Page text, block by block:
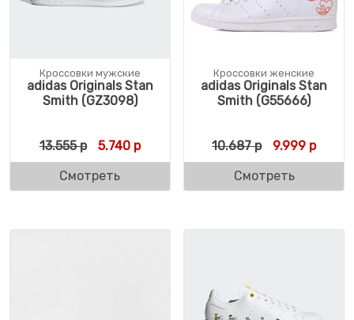
Кроссовки мужские
adidas Originals Stan
Smith (GZ3098)
13.555р Первоначальная цена составляла 13.555
5.740рТекущая цена: 5.740 р.
Смотреть
Кроссовки женские
adidas Originals Stan
Smith (G55666)
10.687р 9.999 р
Смотреть